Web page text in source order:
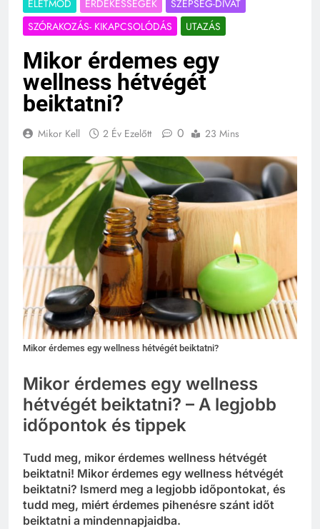
ÉLETMÓD
ÉRDEKESSÉGEK
SZÉPSÉG-DIVAT
SZÓRAKOZÁS- KIKAPCSOLÓDÁS
UTAZÁS
Mikor érdemes egy
wellness hétvégét
beiktatni?
Mikor Kell 2 Év Ezelőtt 0 23 Mins
Mikor érdemes egy wellness hétvégét beiktatni?
Mikor érdemes egy wellness
hétvégét beiktatni? – A legjobb
időpontok és tippek
Tudd meg, mikor érdemes wellness hétvégét
beiktatni! Mikor érdemes egy wellness hétvégét
beiktatni? Ismerd meg a legjobb időpontokat, és
tudd meg, miért érdemes pihenésre szánt időt
beiktatni a mindennapjaidba.